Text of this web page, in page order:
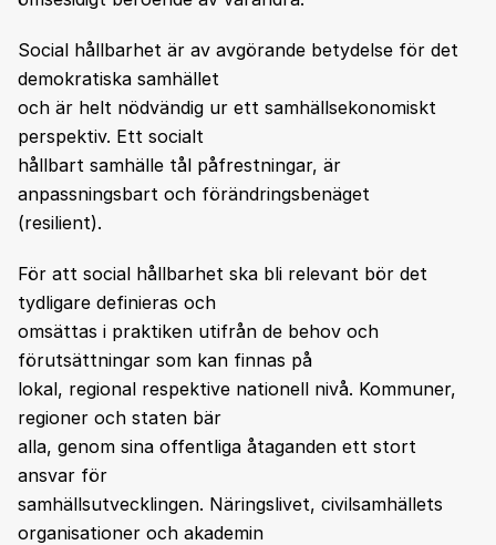
Social hållbarhet är av avgörande betydelse för det
demokratiska samhället
och är helt nödvändig ur ett samhällsekonomiskt
perspektiv. Ett socialt
hållbart samhälle tål påfrestningar, är
anpassningsbart och förändringsbenäget
(resilient).
För att social hållbarhet ska bli relevant bör det
tydligare definieras och
omsättas i praktiken utifrån de behov och
förutsättningar som kan finnas på
lokal, regional respektive nationell nivå. Kommuner,
regioner och staten bär
alla, genom sina offentliga åtaganden ett stort
ansvar för
samhällsutvecklingen. Näringslivet, civilsamhällets
organisationer och akademin